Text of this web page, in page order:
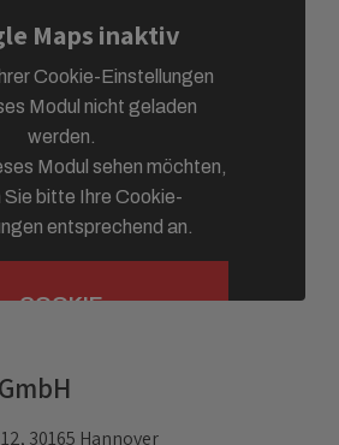
Maps inaktiv
Cookie-Einstellungen
Modul nicht geladen
werden.
Modul sehen möchten,
Sie bitte Ihre Cookie-
entsprechend an.
COOKIE
30165 Hannover